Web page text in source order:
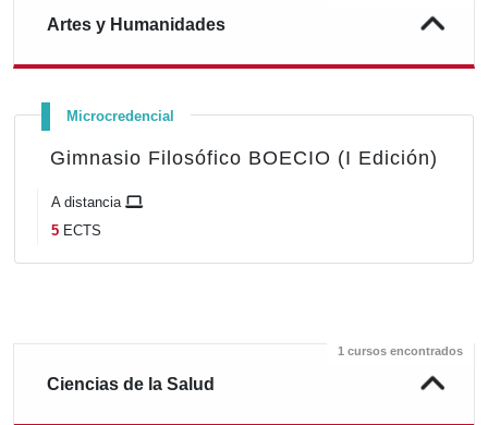
Artes y Humanidades
Microcredencial
Gimnasio Filosófico BOECIO (I Edición)
A distancia
5 ECTS
Ciencias de la Salud
1 cursos encontrados